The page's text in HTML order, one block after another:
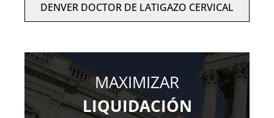
DENVER DOCTOR DE LATIGAZO CERVICAL
MAXIMIZAR
LIQUIDACIÓN